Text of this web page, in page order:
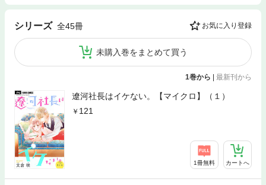
シリーズ 全45冊 お気に入り登録
未購入巻をまとめて買う
1巻から 最新刊から
遼河社長はイケない。【マイクロ】（１）
121
1冊無料 カートへ